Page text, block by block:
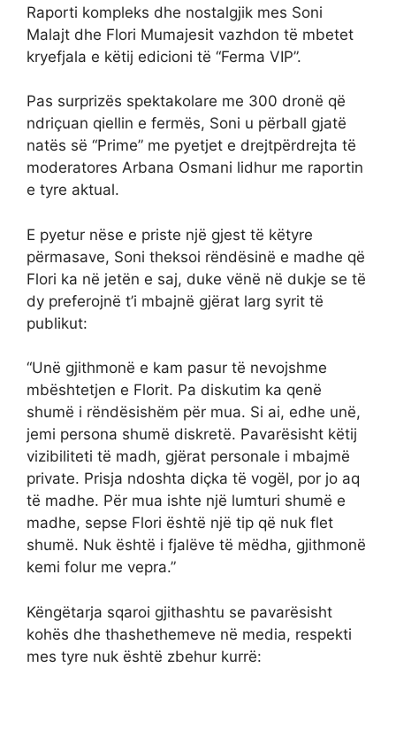
Raporti kompleks dhe nostalgjik mes Soni
Malajt dhe Flori Mumajesit vazhdon të mbetet
kryefjala e këtij edicioni të “Ferma VIP”.
Pas surprizës spektakolare me 300 dronë që
ndriçuan qiellin e fermës, Soni u përball gjatë
natës së “Prime” me pyetjet e drejtpërdrejta të
moderatores Arbana Osmani lidhur me raportin
e tyre aktual.
E pyetur nëse e priste një gjest të këtyre
përmasave, Soni theksoi rëndësinë e madhe që
Flori ka në jetën e saj, duke vënë në dukje se të
dy preferojnë t’i mbajnë gjërat larg syrit të
publikut:
“Unë gjithmonë e kam pasur të nevojshme
mbështetjen e Florit. Pa diskutim ka qenë
shumë i rëndësishëm për mua. Si ai, edhe unë,
jemi persona shumë diskretë. Pavarësisht këtij
vizibiliteti të madh, gjërat personale i mbajmë
private. Prisja ndoshta diçka të vogël, por jo aq
të madhe. Për mua ishte një lumturi shumë e
madhe, sepse Flori është një tip që nuk flet
shumë. Nuk është i fjalëve të mëdha, gjithmonë
kemi folur me vepra.”
Këngëtarja sqaroi gjithashtu se pavarësisht
kohës dhe thashethemeve në media, respekti
mes tyre nuk është zbehur kurrë: